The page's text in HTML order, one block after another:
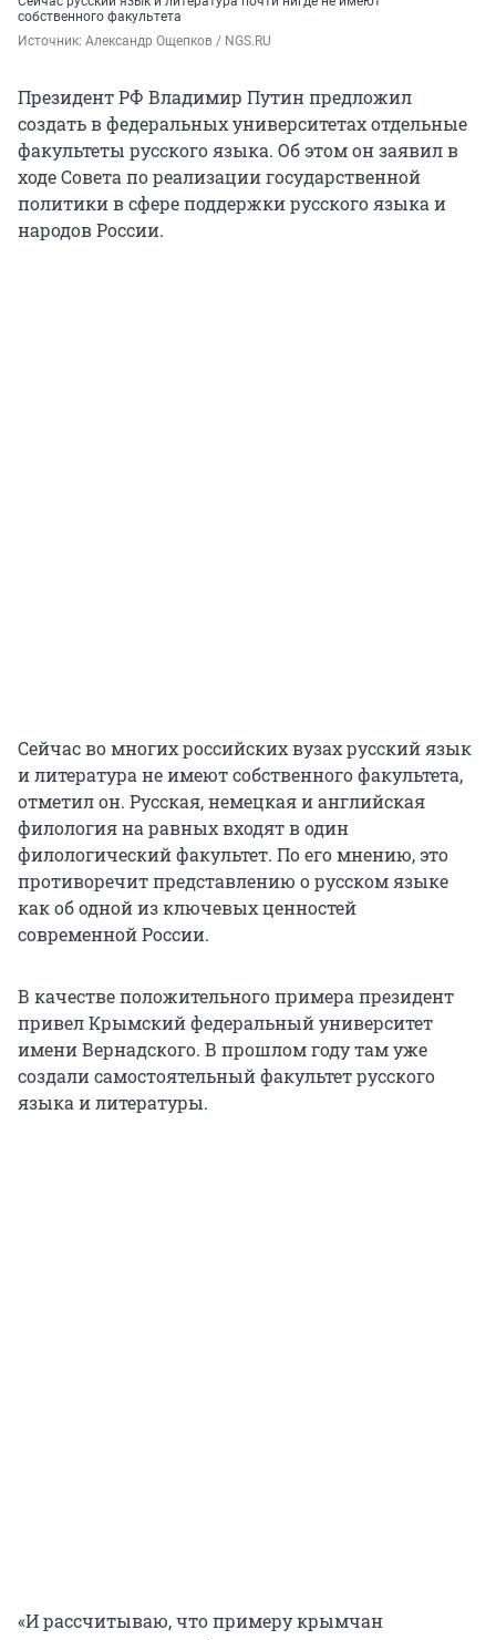
собственного факультета
Источник: Александр Ощепков / NGS.RU
Президент РФ Владимир Путин предложил
создать в федеральных университетах отдельные
факультеты русского языка. Об этом он заявил в
ходе Совета по реализации государственной
политики в сфере поддержки русского языка и
народов России.
Сейчас во многих российских вузах русский язык
и литература не имеют собственного факультета,
отметил он. Русская, немецкая и английская
филология на равных входят в один
филологический факультет. По его мнению, это
противоречит представлению о русском языке
как об одной из ключевых ценностей
современной России.
В качестве положительного примера президент
привел Крымский федеральный университет
имени Вернадского. В прошлом году там уже
создали самостоятельный факультет русского
языка и литературы.
«И рассчитываю, что примеру крымчан